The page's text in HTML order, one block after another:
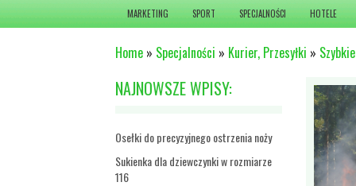
MARKETING SPORT SPECJALNOŚCI HOTELE
Home » Specjalności » Kurier, Przesyłki »
NAJNOWSZE WPISY:
Osełki do precyzyjnego ostrzenia noży
Sukienka dla dziewczynki w rozmiarze
116